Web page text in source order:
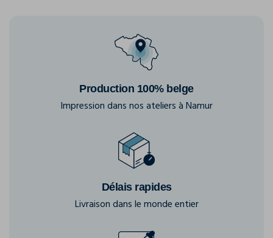
Production 100% belge
Impression dans nos ateliers à Namur
Délais rapides
Livraison dans le monde entier